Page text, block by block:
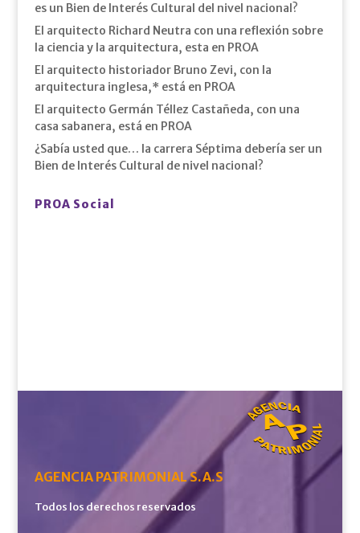
es un Bien de Interés Cultural del nivel nacional?
El arquitecto Richard Neutra con una reflexión sobre
la ciencia y la arquitectura, esta en PROA
El arquitecto historiador Bruno Zevi, con la
arquitectura inglesa,* está en PROA
El arquitecto Germán Téllez Castañeda, con una
casa sabanera, está en PROA
¿Sabía usted que… la carrera Séptima debería ser un
Bien de Interés Cultural de nivel nacional?
PROA Social
AGENCIA PATRIMONIAL S.A.S
Todos los derechos reservados